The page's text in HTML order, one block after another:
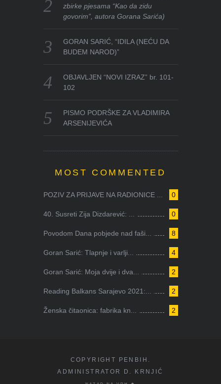
zbirke pjesama “Kao da zidu
govorim”, autora Gorana Sarića)
GORAN SARIĆ, “IDILA (NEĆU DA
BUDEM NAROD)”
OBJAVLJEN “NOVI IZRAZ” br. 101-
102
PISMO PODRŠKE ZA VLADIMIRA
ARSENIJEVIĆA
MOST COMMENTED
0
POZIV ZA PRIJAVE NA RADIONICE ...
0
40. Susreti Zija Dizdarević: ...
8
Povodom Dana pobjede nad faši...
4
Goran Sarić: Tlapnje i varlji...
2
Goran Sarić: Moja dvije i dva...
2
Reading Balkans Sarajevo 2021:...
2
Ženska čitaonica: fabrika kn...
COPYRIGHT PENBIH.
ADMINISTRATOR D. KRNJIĆ